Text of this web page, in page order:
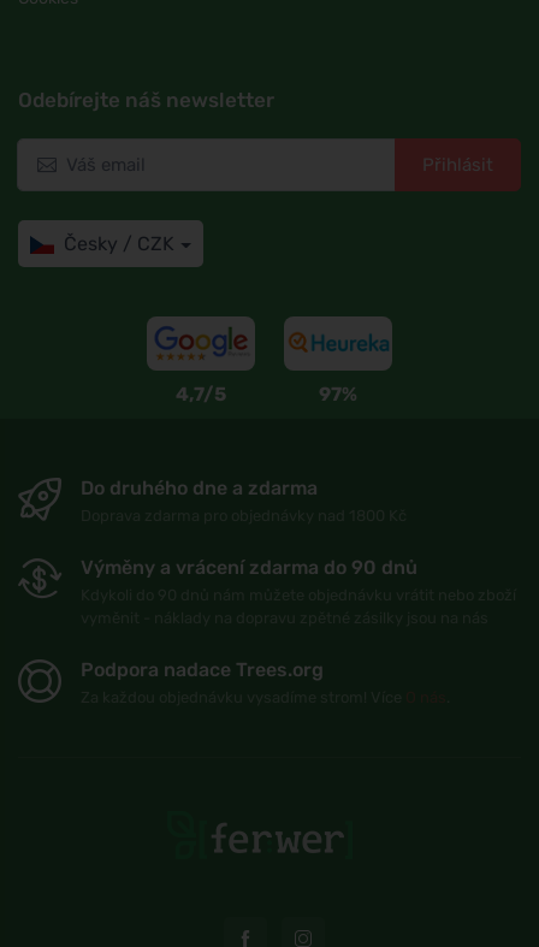
Odebírejte náš newsletter
Přihlásit
Česky / CZK
4,7/5 97%
Do druhého dne a zdarma
Výměny a vrácení zdarma do 90 dnů
Podpora nadace Trees.org